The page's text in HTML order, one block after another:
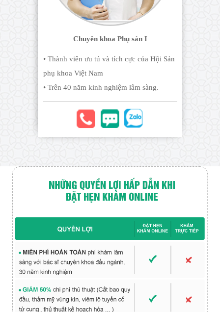
Chuyên khoa Phụ sản I
• Thành viên ưu tú và tích cực của Hội Sản
phụ khoa Việt Nam
• Trên 40 năm kinh nghiệm lâm sàng.